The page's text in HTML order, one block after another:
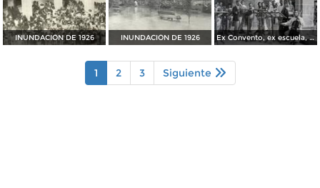
INUNDACIÓN DE 1926 INUNDACIÓN DE 1926 Ex Convento, ex escuela, ex cárcel, ex cuartel y más
1 2 3 Siguiente